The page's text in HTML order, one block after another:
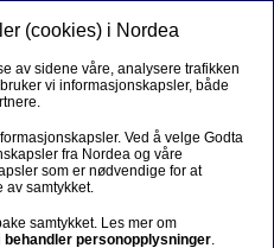
(cookies) i Nordea
av sidene våre, analysere trafikken
vi informasjonskapsler, både
Ved å velge Godta
fra Nordea og våre
som er nødvendige for at
av samtykket.
samtykket. Les mer om
behandler personopplysninger.